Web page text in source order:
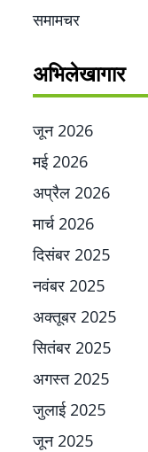
समामचर
अभिलेखागार
जून 2026
मई 2026
अप्रैल 2026
मार्च 2026
दिसंबर 2025
नवंबर 2025
अक्तूबर 2025
सितंबर 2025
अगस्त 2025
जुलाई 2025
जून 2025